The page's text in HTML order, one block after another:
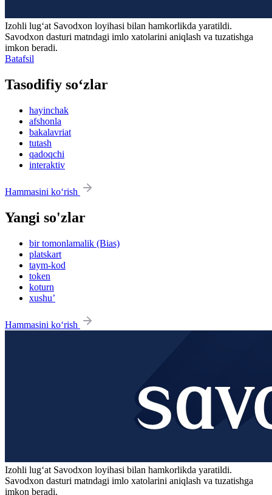
Izohli lugʻat Savodxon loyihasi bilan hamkorlikda yaratildi.
Savodxon dasturi matndagi imlo xatolarini aniqlash va tuzatishga
imkon beradi.
Batafsil
Tasodifiy so‘zlar
hayinchak
afshonla
bakalavriat
tutash
qadoqchi
interaktiv
Hammasini ko‘rish
Yangi so'zlar
bir tomonlamalik (Bias)
platskart
taym-kod
token
koturn
xushu’
Hammasini ko‘rish
Izohli lugʻat Savodxon loyihasi bilan hamkorlikda yaratildi.
Savodxon dasturi matndagi imlo xatolarini aniqlash va tuzatishga
imkon beradi.